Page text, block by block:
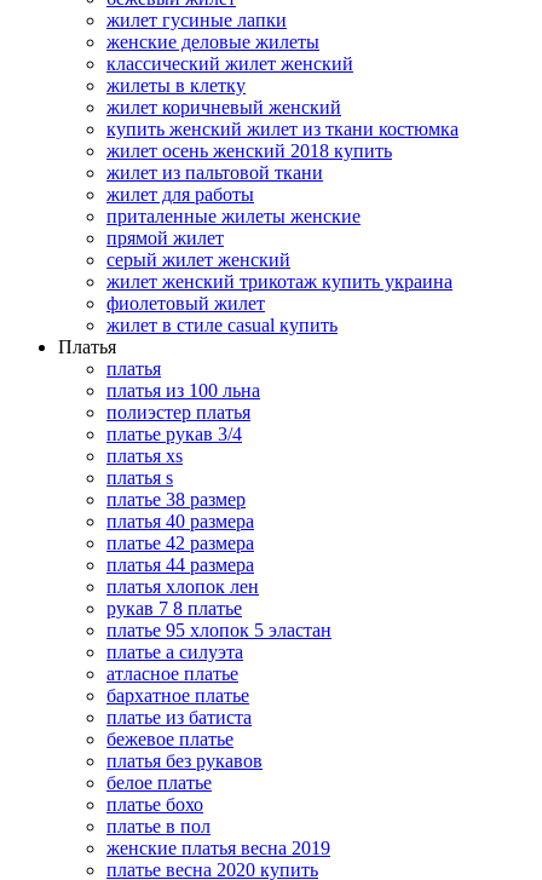
жилет гусиные лапки
женские деловые жилеты
классический жилет женский
жилеты в клетку
жилет коричневый женский
купить женский жилет из ткани костюмка
жилет осень женский 2018 купить
жилет из пальтовой ткани
жилет для работы
приталенные жилеты женские
прямой жилет
серый жилет женский
жилет женский трикотаж купить украина
фиолетовый жилет
жилет в стиле casual купить
Платья
платья
платья из 100 льна
полиэстер платья
платье рукав 3/4
платья xs
платья s
платье 38 размер
платья 40 размера
платье 42 размера
платья 44 размера
платья хлопок лен
рукав 7 8 платье
платье 95 хлопок 5 эластан
платье а силуэта
атласное платье
бархатное платье
платье из батиста
бежевое платье
платья без рукавов
белое платье
платье бохо
платье в пол
женские платья весна 2019
платье весна 2020 купить